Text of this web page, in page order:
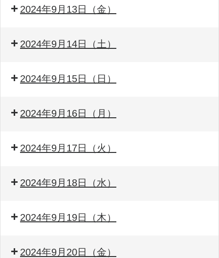
2024年9月13日（金）
2024年9月14日（土）
2024年9月15日（日）
2024年9月16日（月）
2024年9月17日（火）
2024年9月18日（水）
2024年9月19日（木）
2024年9月20日（金）